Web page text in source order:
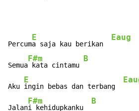
Percum
E
a saja kau berikan
Eaug
Semua
F#m
kata cintamu
B
Aku
E
ingin bebas dan terbang
Jalan
F#m
i kehidupkanku
B